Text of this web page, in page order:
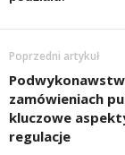
Poprzedni artykuł
zamówieniach
kluczowe
regulacje